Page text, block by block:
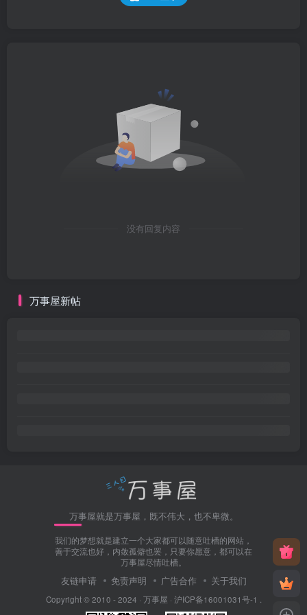
没有回复内容
万事屋新帖
万事屋就是万事屋，既不伟大，也不卑微。
我们的梦想就是建立一个大家都可以随意吐槽的网站，
善于交流也好，内敛孤僻也罢，只要你愿意，都可以在
万事屋尽情吐槽。
友链申请 免责声明 广告合作 关于我们
Copyright © 2010 - 2024 · 万事屋 · 沪ICP备16001031号-1